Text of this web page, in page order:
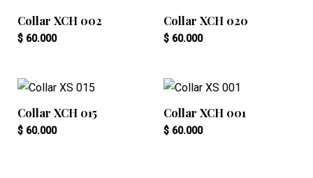
Collar XCH 002
$60.000
Collar XCH 020
$ 60.000
Collar XCH 015
$60.000
Collar XCH 001
$ 60.000